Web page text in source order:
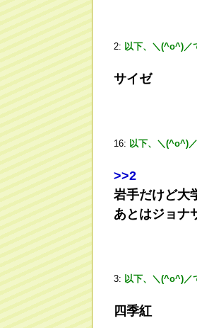
2: 以下、＼(^o^)／
サイゼ
16: 以下、＼(^o^)
>>2
岩手だけど大
あとはジョナ
3: 以下、＼(^o^)／
四季紅